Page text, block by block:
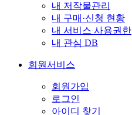
내 저작물관리
내 구매·신청 현황
내 서비스 사용권한
내 관심 DB
회원서비스
회원가입
로그인
아이디 찾기